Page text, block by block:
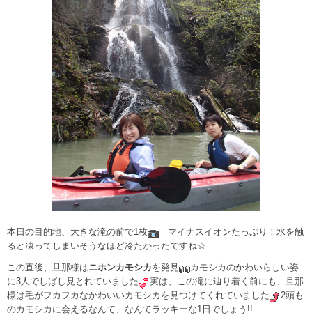
本日の目的地、大きな滝の前で1枚
マイナスイオンたっぷり！水を触
ると凍ってしまいそうなほど冷たかったですね☆
この直後、旦那様はニホンカモシカを発見
カモシカのかわいらしい姿
に3人でしばし見とれていました
実は、この滝に辿り着く前にも、旦那
様は毛がフカフカなかわいいカモシカを見つけてくれていました
2頭も
のカモシカに会えるなんて、なんてラッキーな1日でしょう!!